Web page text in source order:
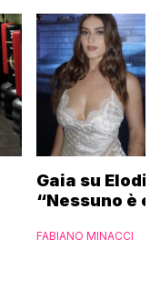
Gaia su
“Nessuno è
FABIANO MINACCI